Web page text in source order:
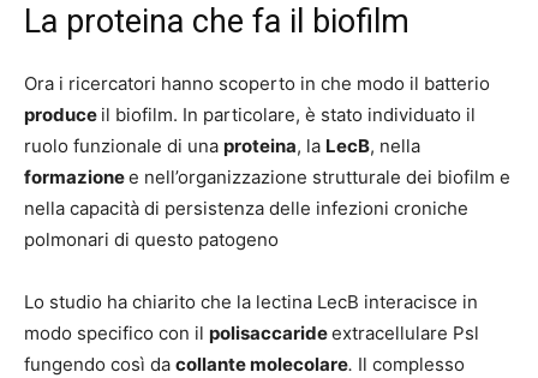
La proteina che fa il biofilm
Ora i ricercatori hanno scoperto in che modo il batterio
produce il biofilm. In particolare, è stato individuato il
ruolo funzionale di una proteina, la LecB, nella
formazionee nell’organizzazione strutturale dei biofilm e
nella capacità di persistenza delle infezioni croniche
polmonari di questo patogeno
Lo studio ha chiarito che la lectina LecB interacisce in
modo specifico con il polisaccarideextracellulare Psl
fungendo così da collante molecolare. Il complesso